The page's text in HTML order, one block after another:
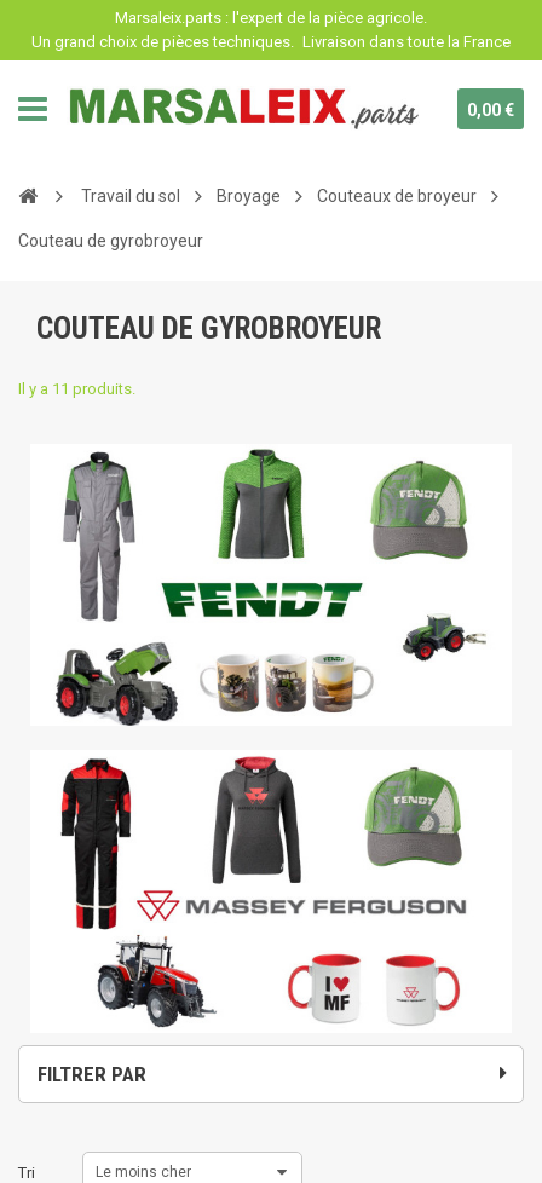
Marsaleix.parts : l'expert de la pièce agricole.
Un grand choix de pièces techniques. Livraison dans toute la France
0,00 €
Travail du sol Broyage Couteaux de broyeur
Couteau de gyrobroyeur
COUTEAU DE GYROBROYEUR
Il y a 11 produits.
FILTRER PAR
Tri Le moins cher
Panneau de gestion des cookies